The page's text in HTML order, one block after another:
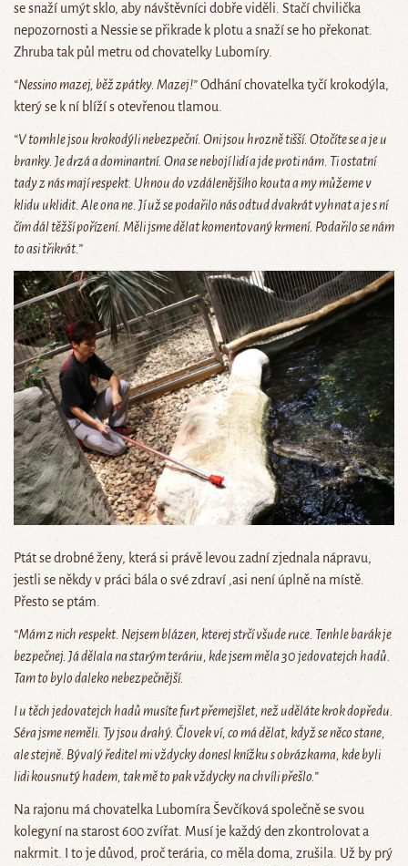
se snaží umýt sklo, aby návštěvníci dobře viděli. Stačí chvilička
nepozornosti a Nessie se přikrade k plotu a snaží se ho překonat.
Zhruba tak půl metru od chovatelky Lubomíry.
“Nessino mazej, běž zpátky. Mazej!”Odhání chovatelka tyčí krokodýla,
který se k ní blíží s otevřenou tlamou.
“V tomhle jsou krokodýli nebezpeční. Oni jsou hrozně tišší. Otočíte se a je u
branky. Je drzá a dominantní. Ona se nebojí lidí a jde proti nám. Ti ostatní
tady z nás mají respekt. Uhnou do vzdálenějšího kouta a my můžeme v
klidu uklidit. Ale ona ne. Jí už se podařilo nás odtud dvakrát vyhnat a je s ní
čím dál těžší pořízení. Měli jsme dělat komentovaný krmení. Podařilo se nám
to asi třikrát.”
Ptát se drobné ženy, která si právě levou zadní zjednala nápravu,
jestli se někdy v práci bála o své zdraví ,asi není úplně na místě.
Přesto se ptám.
“Mám z nich respekt. Nejsem blázen, kterej strčí všude ruce. Tenhle barák je
bezpečnej. Já dělala na starým teráriu, kde jsem měla 30 jedovatejch hadů.
Tam to bylo daleko nebezpečnější.
I u těch jedovatejch hadů musíte furt přemejšlet, než uděláte krok dopředu.
Séra jsme neměli. Ty jsou drahý. Človek ví, co má dělat, když se něco stane,
ale stejně. Bývalý ředitel mi vždycky donesl knížku s obrázkama, kde byli
lidi kousnutý hadem, tak mě to pak vždycky na chvíli přešlo.”
Na rajonu má chovatelka Lubomíra Ševčíková společně se svou
kolegyní na starost 600 zvířat. Musí je každý den zkontrolovat a
nakrmit. I to je důvod, proč terária, co měla doma, zrušila. Už by prý